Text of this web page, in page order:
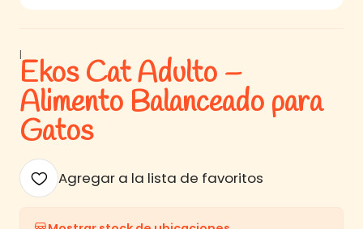
|
Ekos Cat Adulto –
Alimento Balanceado para
Gatos
Agregar a la lista de favoritos